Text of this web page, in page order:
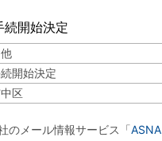
続開始決定
開始決定
区
のメール情報サービス「ASNA